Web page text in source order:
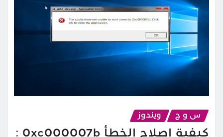
س و ج ويندوز
كيفية إصلاح الخطأ 0xc000007b :